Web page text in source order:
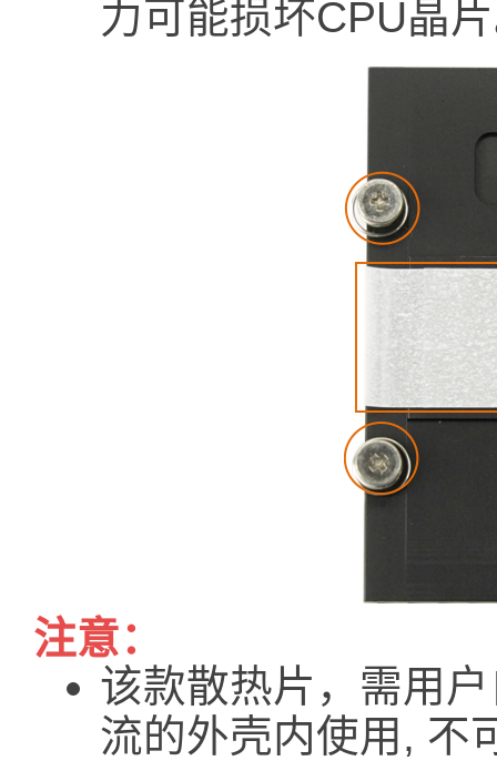
力可能损坏CPU晶
注意：
该款散热片，需用
流的外壳内使用, 不